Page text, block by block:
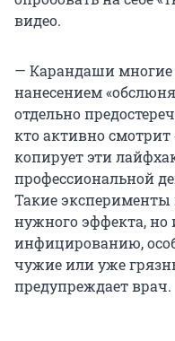
видео.
— Карандаши многие
нанесением
отдельно
кто активно
копирует эти
профессиональной
Такие эксперименты
нужного эффекта, но
инфицированию,
чужие или уже
предупреждает врач.